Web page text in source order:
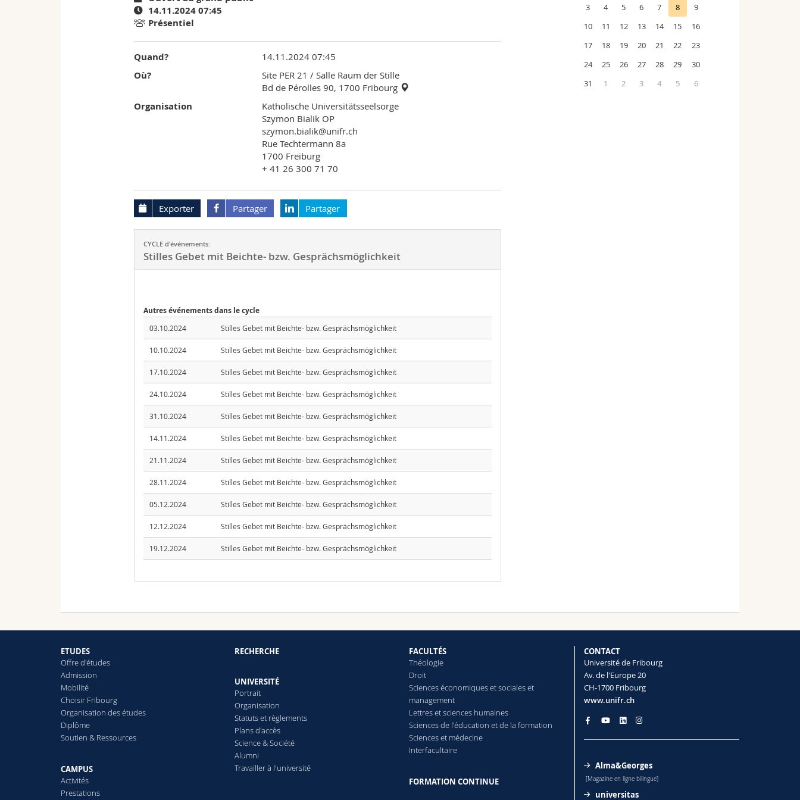
l'University
14.11.2024 07:45
Présentiel
Quand? 14.11.2024 07:45
Où? Site PER 21 / Salle Raum der Stille
Bd de Pérolles 90, 1700 Fribourg
Organisation
Katholische Universitätsseelsorge
Szymon Bialik OP
szymon.bialik@unifr.ch
Rue Techtermann 8a
1700 Freiburg
+ 41 26 300 71 70
Exporter Partager Partager
CYCLE d'événements:
Stilles Gebet mit Beichte- bzw. Gesprächsmöglichkeit
Autres événements dans le cycle
03.10.2024 Stilles Gebet mit Beichte- bzw. Gesprächsmöglichkeit
10.10.2024 Stilles Gebet mit Beichte- bzw. Gesprächsmöglichkeit
17.10.2024 Stilles Gebet mit Beichte- bzw. Gesprächsmöglichkeit
24.10.2024 Stilles Gebet mit Beichte- bzw. Gesprächsmöglichkeit
31.10.2024 Stilles Gebet mit Beichte- bzw. Gesprächsmöglichkeit
14.11.2024 Stilles Gebet mit Beichte- bzw. Gesprächsmöglichkeit
21.11.2024 Stilles Gebet mit Beichte- bzw. Gesprächsmöglichkeit
28.11.2024 Stilles Gebet mit Beichte- bzw. Gesprächsmöglichkeit
05.12.2024 Stilles Gebet mit Beichte- bzw. Gesprächsmöglichkeit
12.12.2024 Stilles Gebet mit Beichte- bzw. Gesprächsmöglichkeit
19.12.2024 Stilles Gebet mit Beichte- bzw. Gesprächsmöglichkeit
3
4 5 6 7 8
9
10
11 12 13 14 15
16
17
18 19 20 21 22
23
24
25 26 27 28 29
30
31
1 2 3 4 5 6
ETUDES
Offre d'études
Admission
Mobilité
Choisir Fribourg
Organisation des études
Diplôme
Soutien & Ressources
CAMPUS
Activités
Prestations
RECHERCHE
UNIVERSITÉ
Portrait
Organisation
Statuts et règlements
Plans d'accès
Science & Société
Alumni
Travailler à l'université
FACULTÉS
Théologie
Droit
Sciences économiques et sociales et
management
Lettreset sciences humaines
Sciences de l'éducation et de la formation
Sciences et médecine
Interfacultaire
FORMATION CONTINUE
CONTACT
Université de Fribourg
Av. de l'Europe 20
CH-1700 Fribourg
www.unifr.ch
Alma&Georges
[Magazine en ligne bilingue]
universitas